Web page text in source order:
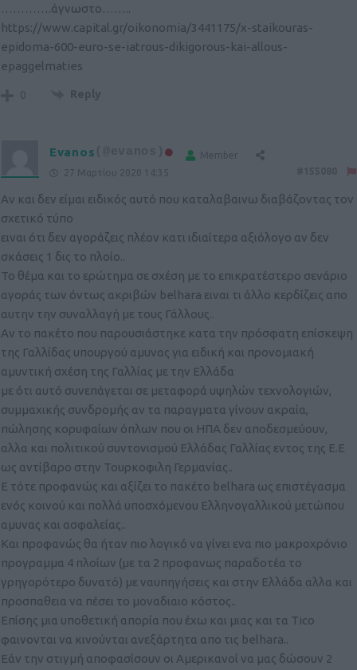
………….άγνωστο……..
https://www.capital.gr/oikonomia/3441175/x-staikouras-
epidoma-600-euro-se-iatrous-dikigorous-kai-allous-
epaggelmaties
0 Reply
Evanos
Member
27 Μαρτίου 2020 14:35
Αν και δεν είμαι ειδικός αυτό που καταλαβαινω διαβάζοντας τον
σχετικό τύπο
ειναι ότι δεν αγοράζεις πλέον κατι ιδιαίτερα αξιόλογο αν δεν
σκάσεις 1 δις το πλοίο..
Το θέμα και το ερώτημα σε σχέση με το επικρατέστερο σενάριο
αγοράς των όντως ακριβών belhara ειναι τι άλλο κερδίζεις απο
αυτην την συναλλαγή με τους Γάλλους..
Αν το πακέτο που παρουσιάστηκε κατα την πρόσφατη επίσκεψη
της Γαλλίδας υπουργού αμυνας για ειδική και προνομιακή
αμυντική σχέση της Γαλλίας με την Ελλάδα
με ότι αυτό συνεπάγεται σε μεταφορά υψηλών τεχνολογιών,
συμμαχικής συνδρομής αν τα παραγματα γίνουν ακραία,
πώλησης κορυφαίων όπλων που οι ΗΠΑ δεν αποδεσμεύουν,
αλλα και πολιτικού συντονισμού Ελλάδας Γαλλίας εντος της Ε.Ε
ως αντίβαρο στην Τουρκοφιλη Γερμανίας..
Ε τότε προφανώς και αξίζει το πακέτο belhara ως επιστέγασμα
ενός κοινού και πολλά υποσχόμενου Ελληνογαλλικού μετώπου
αμυνας και ασφαλείας..
Και προφανώς θα ήταν πιο λογικό να γίνει ενα πιο μακροχρόνιο
προγραμμα 4 πλοίων (με τα 2 προφανως παραδοτέα το
γρηγορότερο δυνατό) με ναυπηγήσεις και στην Ελλάδα αλλα και
προσπαθεια να πέσει το μοναδιαιο κόστος..
Επίσης μια υποθετική απορία που έχω και μιας και τα Tico
φαινονται να κινούνται ανεξάρτητα απο τις belhara..
Εάν την στιγμή αποφασίσουν οι Αμερικανοί να μας δώσουν 2